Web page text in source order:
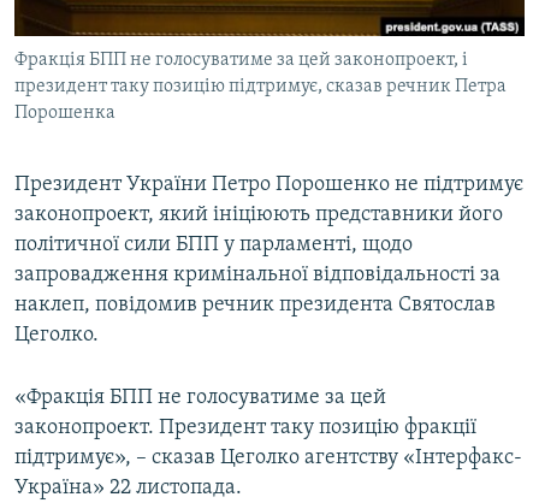
КРИМ РЕАЛІЇ
РУС
УКР
КТАТ
ДОЛУЧАЙСЯ!
Фракція БПП не голосуватиме за цей законопроект, і
президент таку позицію підтримує, сказав речник Петра
Порошенка
Президент України Петро Порошенко не підтримує
законопроект, який ініціюють представники його
політичної сили БПП у парламенті, щодо
запровадження кримінальної відповідальності за
наклеп, повідомив речник президента Святослав
Цеголко.
«Фракція БПП не голосуватиме за цей
законопроект. Президент таку позицію фракції
підтримує», – сказав Цеголко агентству «Інтерфакс-
Україна» 22 листопада.